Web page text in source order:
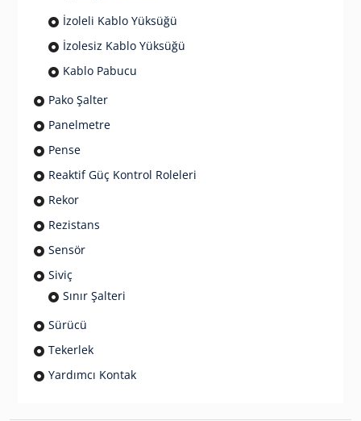
İzoleli Kablo Yüksüğü
İzolesiz Kablo Yüksüğü
Kablo Pabucu
Pako Şalter
Panelmetre
Pense
Reaktif Güç Kontrol Roleleri
Rekor
Rezistans
Sensör
Siviç
Sınır Şalteri
Sürücü
Tekerlek
Yardımcı Kontak